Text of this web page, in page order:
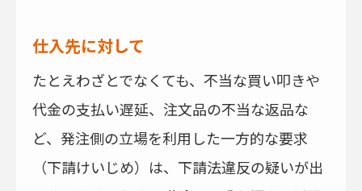
仕入先に対して
たとえわざとでなくても、不当な買い叩きや
代金の支払い遅延、注文品の不当な返品な
ど、発注側の立場を利用した一方的な要求
（下請けいじめ）は、下請法違反の疑いが出